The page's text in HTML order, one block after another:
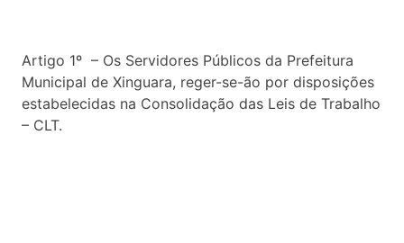
Artigo 1º – Os Servidores Públicos da Prefeitura
Municipal de Xinguara, reger-se-ão por disposições
estabelecidas na Consolidação das Leis de Trabalho
– CLT.